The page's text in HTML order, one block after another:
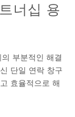
너십 용
부분적인 해결
단일 연락 창구
효율적으로 해